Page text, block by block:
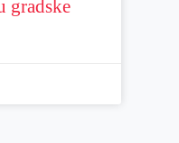
gradske